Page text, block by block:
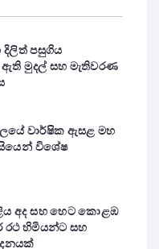
පසුගිය
මුදල් සහ මැතිවරණ
වාර්ෂික ඇසළ මහ
විශේෂ
අද සහ හෙට කොළඹ
රථ හිමියන්ට සහ